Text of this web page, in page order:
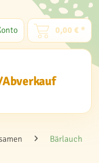
0,00 € *
Bärlauch